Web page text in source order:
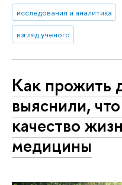
исследования и аналитика
взгляд ученого
Как прожить
выяснили,
качество
медицины